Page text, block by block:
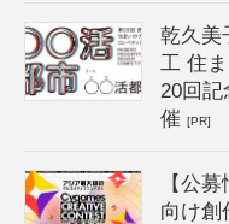
乾久美
工 住
20回記
催[PR]
【公
向け創